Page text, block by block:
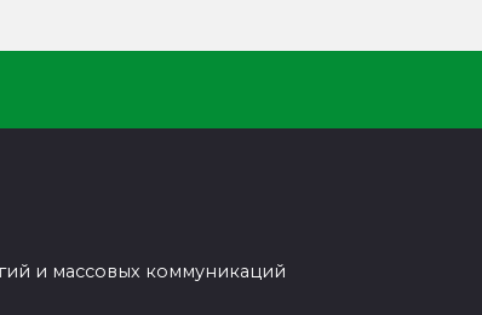
и массовых коммуникаций